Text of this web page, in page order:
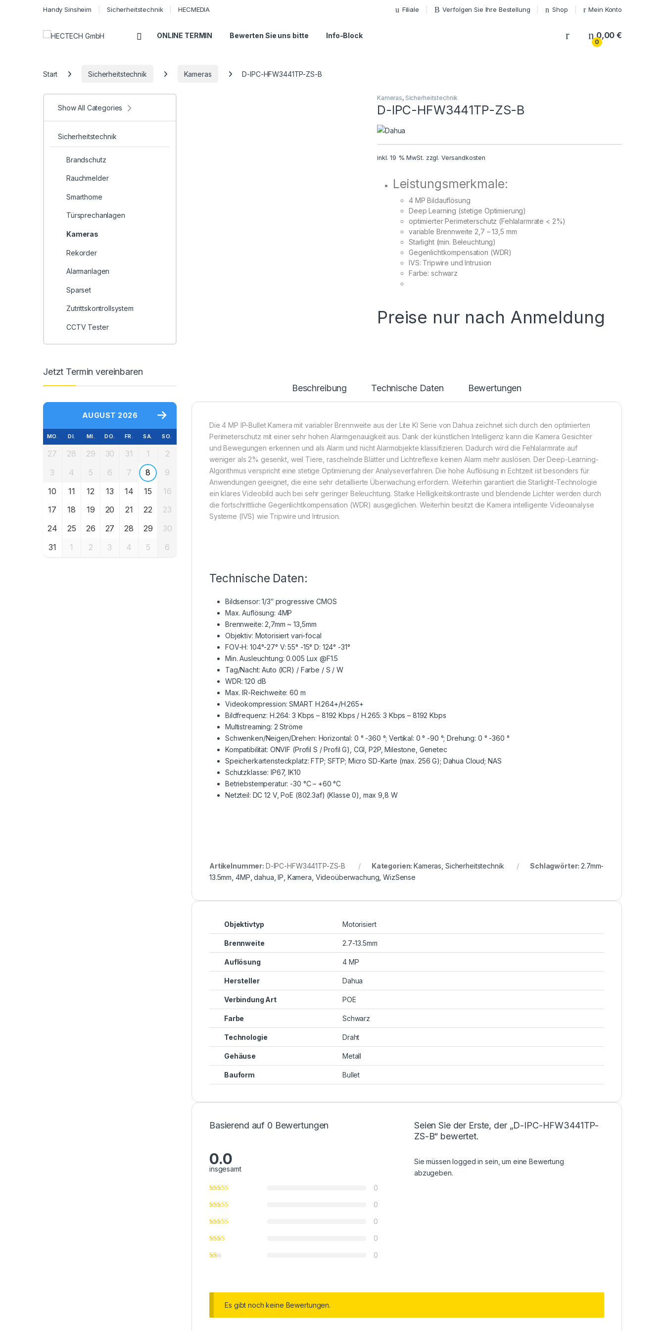
Handy Sinsheim Sicherheitstechnik HECMEDIA Filiale Verfolgen Sie Ihre Bestellung Shop Mein Konto
Open ONLINE TERMIN Bewerten Sie uns bitte Info-Block My Account
0
0,00€
Start Sicherheitstechnik Kameras D-IPC-HFW3441TP-ZS-B
Kameras, Sicherheitstechnik
D-IPC-HFW3441TP-ZS-B
inkl. 19 % MwSt. zzgl. Versandkosten
Leistungsmerkmale:
4 MP Bildauflösung
Deep Learning (stetige Optimierung)
optimierter Perimeterschutz (Fehlalarmrate < 2%)
variable Brennweite 2,7 – 13,5 mm
Starlight (min. Beleuchtung)
Gegenlichtkompensation (WDR)
IVS: Tripwire und Intrusion
Farbe: schwarz
Preise nur nach Anmeldung
Beschreibung Technische Daten Bewertungen
Die 4 MP IP-Bullet Kamera mit variabler Brennweite aus der Lite KI Serie von Dahua zeichnet sich durch den optimierten
Perimeterschutz mit einer sehr hohen Alarmgenauigkeit aus. Dank der künstlichen Intelligenz kann die Kamera Gesichter
und Bewegungen erkennen und als Alarm und nicht Alarmobjekte klassifizieren. Dadurch wird die Fehlalarmrate auf
weniger als 2% gesenkt, weil Tiere, raschelnde Blätter und Lichtreflexe keinen Alarm mehr auslösen. Der Deep-Learning-
Algorithmus verspricht eine stetige Optimierung der Analyseverfahren. Die hohe Auflösung in Echtzeit ist besonders für
Anwendungen geeignet, die eine sehr detaillierte Überwachung erfordern. Weiterhin garantiert die Starlight-Technologie
ein klares Videobild auch bei sehr geringer Beleuchtung. Starke Helligkeitskontraste und blendende Lichter werden durch
die fortschrittliche Gegenlichtkompensation (WDR) ausgeglichen. Weiterhin besitzt die Kamera intelligente Videoanalyse
Systeme (IVS) wie Tripwire und Intrusion.
Technische Daten:
Bildsensor: 1/3″ progressive CMOS
Max. Auflösung: 4MP
Brennweite: 2,7mm ~ 13,5mm
Objektiv: Motorisiert vari-focal
FOV-H: 104°-27° V: 55° -15° D: 124° -31°
Min. Ausleuchtung: 0.005 Lux @F1.5
Tag/Nacht: Auto (ICR) / Farbe / S / W
WDR: 120 dB
Max. IR-Reichweite: 60 m
Videokompression: SMART H.264+/H.265+
Bildfrequenz: H.264: 3 Kbps – 8192 Kbps / H.265: 3 Kbps – 8192 Kbps
Multistreaming: 2 Ströme
Schwenken/Neigen/Drehen: Horizontal: 0 ° -360 °; Vertikal: 0 ° -90 °; Drehung: 0 ° -360 °
Kompatibilität: ONVIF (Profil S / Profil G), CGI, P2P, Milestone, Genetec
Speicherkartensteckplatz: FTP; SFTP; Micro SD-Karte (max. 256 G); Dahua Cloud; NAS
Schutzklasse: IP67, IK10
Betriebstemperatur: -30 °C – +60 °C
Netzteil: DC 12 V, PoE (802.3af) (Klasse 0), max 9,8 W
Artikelnummer: D-IPC-HFW3441TP-ZS-B Kategorien:Kameras Sicherheitstechnik Schlagwörter:2.7mm-
13.5mm 4MP ,dahua ,IP Kamera Videoüberwachung ,WizSense
Objektivtyp Motorisiert
Brennweite 2.7-13.5mm
Auflösung 4 MP
Hersteller Dahua
Verbindung Art POE
Farbe Schwarz
Technologie Draht
Gehäuse Metall
Bauform Bullet
Basierend auf 0 Bewertungen
0.0
insgesamt
0
0
0
0
0
Seien Sie der Erste, der „D-IPC-HFW3441TP-
ZS-B“ bewertet.
Sie müssenlogged in sein, um eine Bewertung
abzugeben.
Es gibt noch keine Bewertungen.
Show All Categories
Sicherheitstechnik
Brandschutz
Rauchmelder
Smarthome
Türsprechanlagen
Kameras
Rekorder
Alarmanlagen
Sparset
Zutrittskontrollsystem
CCTV Tester
Jetzt Termin vereinbaren
AUGUST 2026
MO. DI. MI. DO. FR. SA. SO.
27 28 29 30 31 1
2
3
4 5 6 7 8
9
10
11 12 13 14 15
16
17
18 19 20 21 22
23
24
25 26 27 28 29
30
31
1 2 3 4 5 6